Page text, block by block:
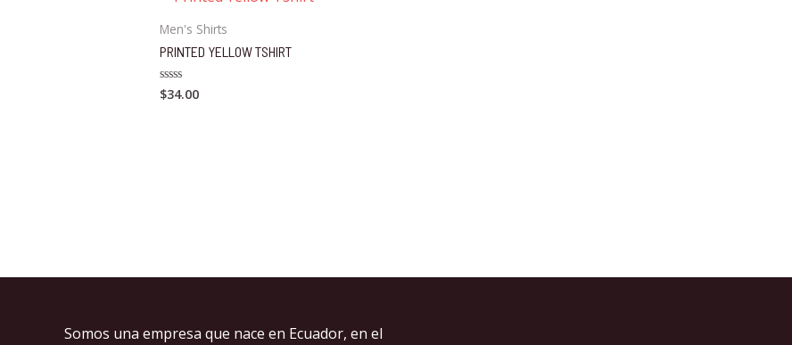
Men's Shirts
PRINTED YELLOW TSHIRT
Valorado
en
$34.00
Somos una empresa que nace en Ecuador, en el